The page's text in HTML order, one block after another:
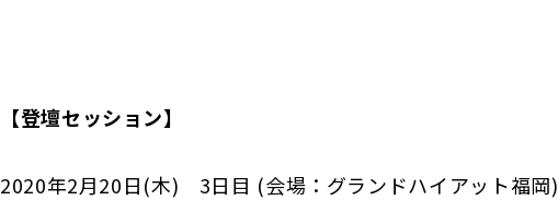
【登壇セッション】
2020年2月20日(木) 3日目 (会場：グランドハイアット福岡)